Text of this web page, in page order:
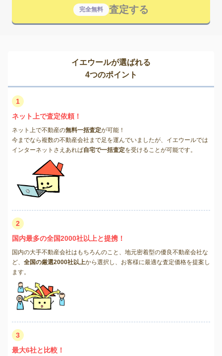
完全無料 査定する
イエウールが選ばれる
4つのポイント
1
ネット上で査定依頼！
ネット上で不動産の無料一括査定が可能！
今までなら複数の不動産会社まで足を運んでいましたが、イエウールでは
インターネットさえあれば自宅で一括査定を受けることが可能です。
2
国内最多の全国2000社以上と提携！
国内の大手不動産会社はもちろんのこと、地元密着型の優良不動産会社な
ど、 全国の厳選2000社以上から選択し、お客様に最適な査定価格を提案し
ます。
3
最大6社と比較！